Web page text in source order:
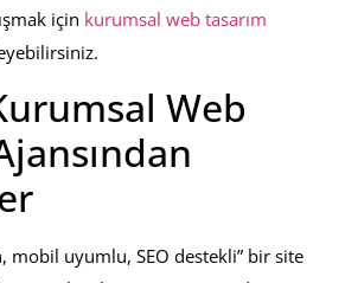
için kurumsal web tasarım
Web
mobil uyumlu, SEO destekli” bir site